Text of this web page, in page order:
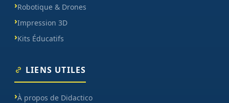
Robotique & Drones
Impression 3D
Kits Éducatifs
LIENS UTILES
À propos de Didactico